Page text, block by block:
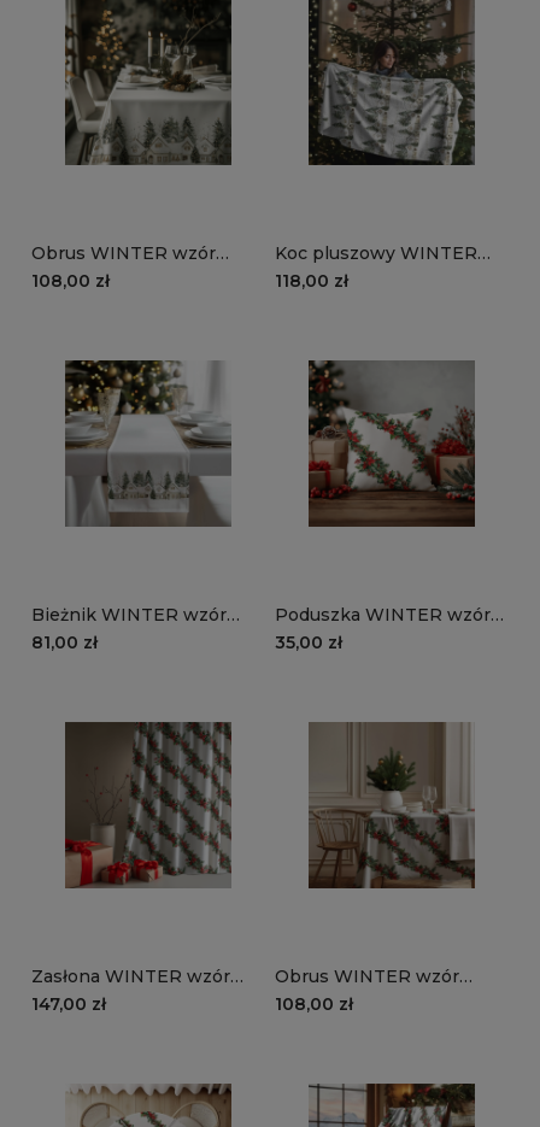
Obrus WINTER wzór
BN89 | Świąteczna kraina
108,00 zł
Koc pluszowy WINTER
wzór BN89 | świąteczna
118,00 zł
Bieżnik WINTER wzór
BN89 | Świąteczna kraina
81,00 zł
Poduszka WINTER wzór
BN84 | klasyczne
35,00 zł
Zasłona WINTER wzór
BN84 | klasyczne
147,00 zł
Obrus WINTER wzór
BN84 | Klasyczne
108,00 zł